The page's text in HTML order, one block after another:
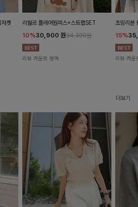
켓
리월르 플레어원피스+스트랩SET
10%30,900 원34,300원
리뷰 카운트 영역
초밍리본
15%
리뷰 카운
더보기